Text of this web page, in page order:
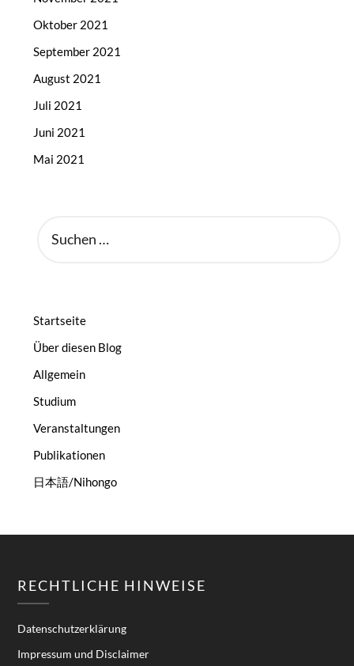
Oktober 2021
September 2021
August 2021
Juli 2021
Juni 2021
Mai 2021
NACH:
Startseite
Über diesen Blog
Allgemein
Studium
Veranstaltungen
Publikationen
日本語/Nihongo
RECHTLICHE HINWEISE
Datenschutzerklärung
Impressum und Disclaimer